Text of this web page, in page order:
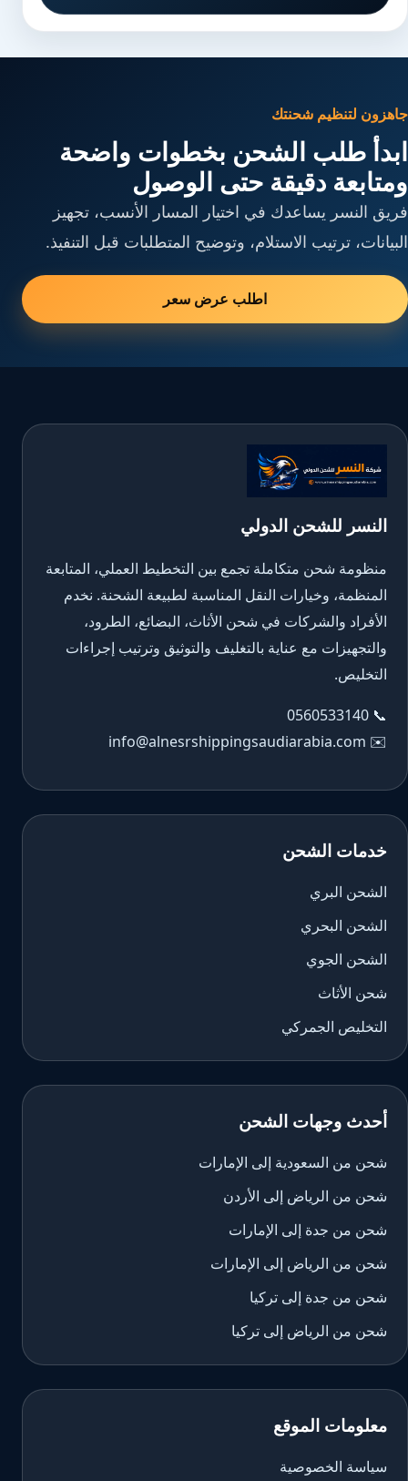
جاهزون لتنظيم شحنتك
ابدأ طلب الشحن بخطوات واضحة
ومتابعة دقيقة حتى الوصول
فريق النسر يساعدك في اختيار المسار الأنسب، تجهيز
البيانات، ترتيب الاستلام، وتوضيح المتطلبات قبل التنفيذ.
اطلب عرض سعر
النسر للشحن الدولي
منظومة شحن متكاملة تجمع بين التخطيط العملي، المتابعة
المنظمة، وخيارات النقل المناسبة لطبيعة الشحنة. نخدم
الأفراد والشركات في شحن الأثاث، البضائع، الطرود،
والتجهيزات مع عناية بالتغليف والتوثيق وترتيب إجراءات
التخليص.
📞
0560533140
✉️
info@alnesrshippingsaudiarabia.com
خدمات الشحن
الشحن البري
الشحن البحري
الشحن الجوي
شحن الأثاث
التخليص الجمركي
أحدث وجهات الشحن
شحن من السعودية إلى الإمارات
شحن من الرياض إلى الأردن
شحن من جدة إلى الإمارات
شحن من الرياض إلى الإمارات
شحن من جدة إلى تركيا
شحن من الرياض إلى تركيا
معلومات الموقع
سياسة الخصوصية